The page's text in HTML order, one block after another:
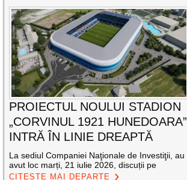
PROIECTUL NOULUI STADION
„CORVINUL 1921 HUNEDOARA”
INTRĂ ÎN LINIE DREAPTĂ
La sediul Companiei Naţionale de Investiţii, au
avut loc marți, 21 iulie 2026, discuții pe
CITEȘTE MAI DEPARTE